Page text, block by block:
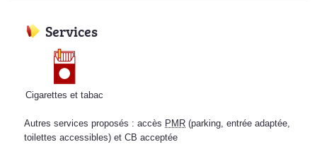
Services
Cigarettes et tabac
Autres services proposés : accès PMR (parking, entrée adaptée,
toilettes accessibles) et CB acceptée